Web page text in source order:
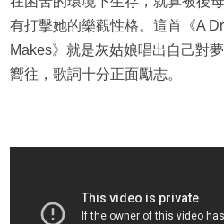
有打擊她的樂觀性格。這首《A
Makes》就是灰姑娘唱出自己對
嚮往，歌詞十分正面勵志。